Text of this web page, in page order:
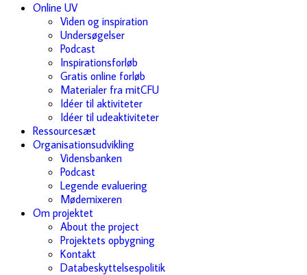
Online UV
Viden og inspiration
Undersøgelser
Podcast
Inspirationsforløb
Gratis online forløb
Materialer fra mitCFU
Idéer til aktiviteter
Idéer til udeaktiviteter
Ressourcesæt
Organisationsudvikling
Vidensbanken
Podcast
Legende evaluering
Mødemixeren
Om projektet
About the project
Projektets opbygning
Kontakt
Databeskyttelsespolitik